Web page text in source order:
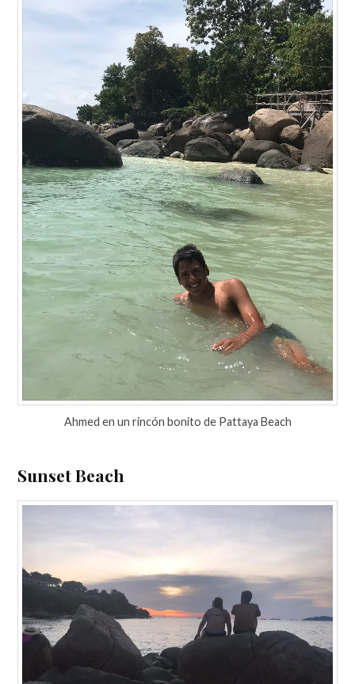
Ahmed en un rincón bonito de Pattaya Beach
Sunset Beach